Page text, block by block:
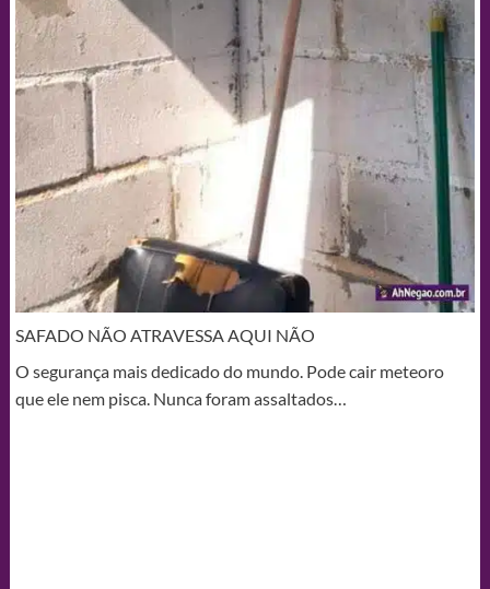
SAFADO NÃO ATRAVESSA AQUI NÃO
O segurança mais dedicado do mundo. Pode cair meteoro
que ele nem pisca. Nunca foram assaltados…